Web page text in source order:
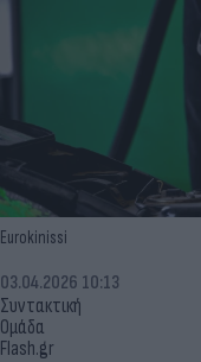
Eurokinissi
Συντακτική
Ομάδα
Flash.gr
03.04.2026 10:13